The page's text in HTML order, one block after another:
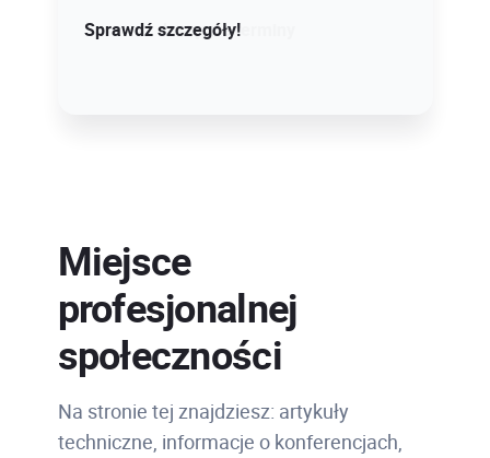
Sprawdź szczegóły!
Sprawdź dostępne terminy
Miejsce
profesjonalnej
społeczności
Na stronie tej znajdziesz: artykuły
techniczne, informacje o konferencjach,